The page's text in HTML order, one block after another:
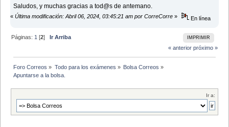
Saludos, y muchas gracias a tod@s de antemano.
« Última modificación: Abril 06, 2024, 03:45:21 am por CorreCorre » En línea
IMPRIMIR
Páginas: 1 [2]
Ir Arriba
« anterior próximo »
Foro Correos » Todo para los exámenes » Bolsa Correos »
Apuntarse a la bolsa.
Ir a: